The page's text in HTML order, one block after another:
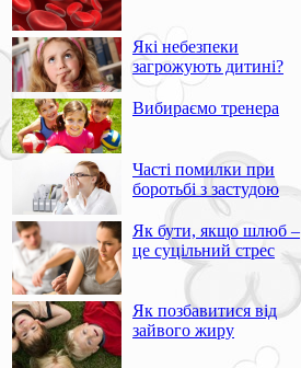
Які небезпеки
загрожують дитині?
Вибираємо тренера
Часті помилки при
боротьбі з застудою
Як бути, якщо шлюб –
це суцільний стрес
Як позбавитися від
зайвого жиру